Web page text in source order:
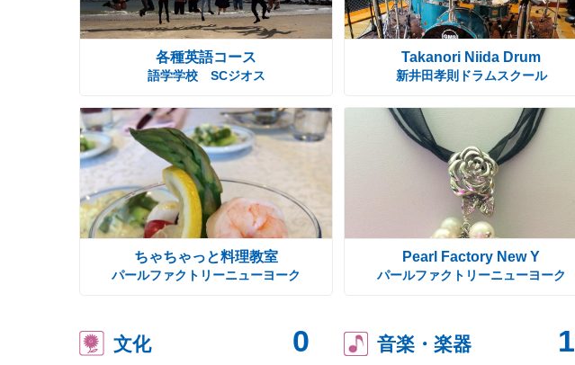
各種英語コース
語学学校 SCジオス
Takanori Niida Drum
新井田孝則ドラムスクール
ちゃちゃっと料理教室
パールファクトリーニューヨーク
Pearl Factory New Y
パールファクトリーニューヨーク
文化 0 音楽・楽器 1